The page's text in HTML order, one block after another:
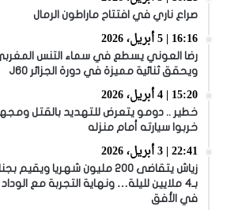
صراع ناري في افتتاح ماراطون الرمال
16:16 | 5 أبريل، 2026
رضا العوني يسطع في سماء التنس
ويحقق ثنائية مميزة في دورة الجزائر J60
15:20 | 4 أبريل، 2026
خطير .. دومو يتعرض للتهديد بالقتل
خربوا سيارته أمام منزله
22:41 | 3 أبريل، 2026
زياش يتقاضى 200 مليون شهريا ويقيم
بـ4 ملايين لليلة… ونهاية التجربة مع
في الأفق